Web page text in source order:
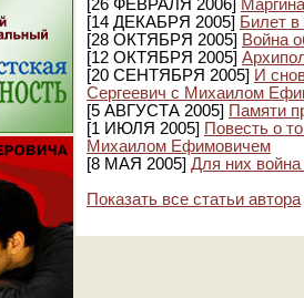
[26 ФЕВРАЛЯ 2006]
[14 ДЕКАБРЯ 2005] Билет в
[28 ОКТЯБРЯ 2005] Война
[12 ОКТЯБРЯ 2005]
[20 СЕНТЯБРЯ 2005] И
Сергеевич с Михаилом
[5 АВГУСТА 2005] Памяти
[1 ИЮЛЯ 2005] Повесть о
Михаилом Ефимовичем
[8 МАЯ 2005] Для них
Показать все статьи автора